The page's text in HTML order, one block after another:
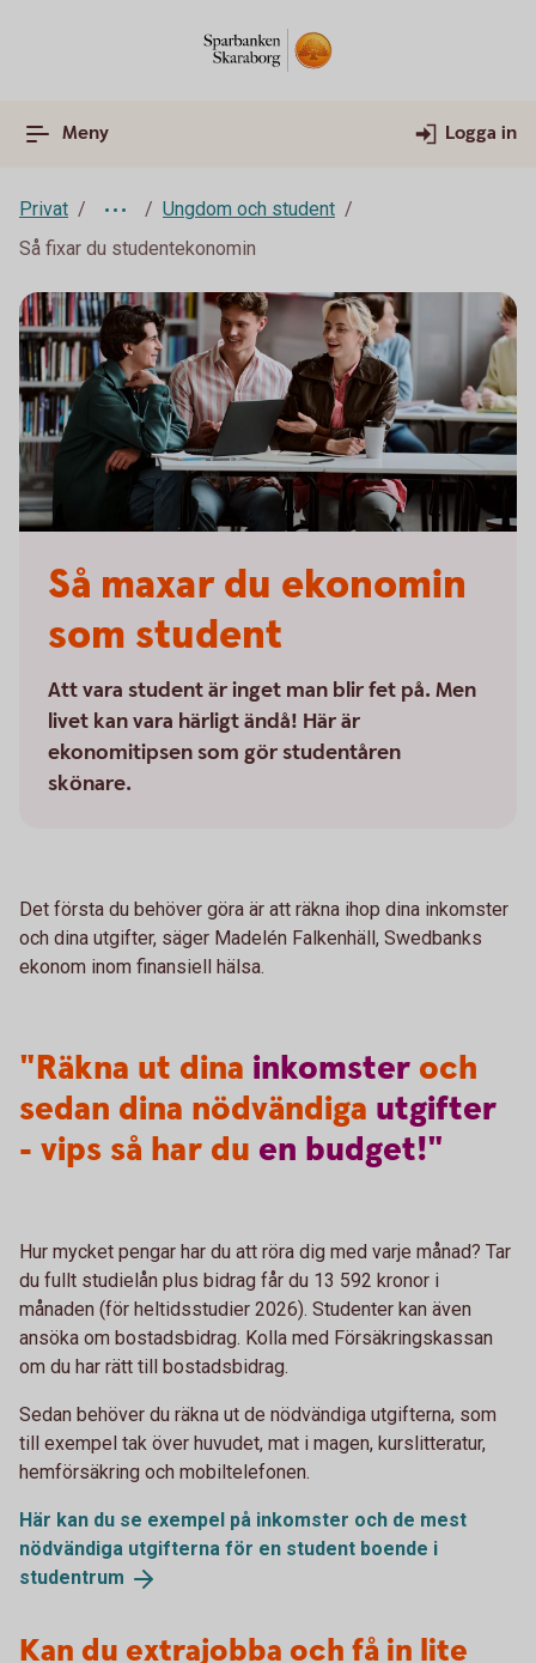
Meny Logga in
Privat
Ungdom och student
Så fixar du studentekonomin
Så maxar du ekonomin
som student
Att vara student är inget man blir fet på. Men
livet kan vara härligt ändå! Här är
ekonomitipsen som gör studentåren
skönare.
Det första du behöver göra är att räkna ihop dina inkomster
och dina utgifter, säger Madelén Falkenhäll, Swedbanks
ekonom inom finansiell hälsa.
"Räkna ut dina inkomster och
sedan dina nödvändiga utgifter
- vips så har du en budget!"
Hur mycket pengar har du att röra dig med varje månad? Tar
du fullt studielån plus bidrag får du 13 592 kronor i
månaden (för heltidsstudier 2026). Studenter kan även
ansöka om bostadsbidrag. Kolla med Försäkringskassan
om du har rätt till bostadsbidrag.
Sedan behöver du räkna ut de nödvändiga utgifterna, som
till exempel tak över huvudet, mat i magen, kurslitteratur,
hemförsäkring och mobiltelefonen.
Här kan du se exempel på inkomster och de mest
nödvändiga utgifterna för en student boende i
studentrum
Kan du extrajobba och få in lite